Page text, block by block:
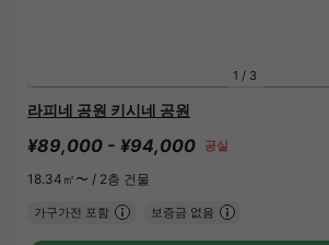
1 / 3
라피네 공원 키시네 공원
¥89,000 - ¥94,000 공실
18.34㎡〜 / 2층 건물
가구가전 포함 보증금 없음